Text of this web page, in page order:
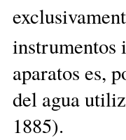
instrumentos
aparatos es,
del agua
1885).